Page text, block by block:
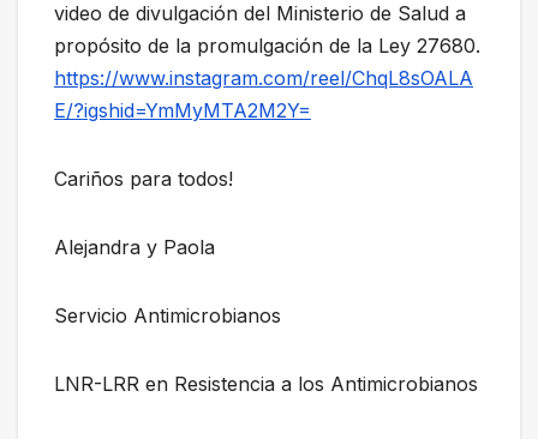
video de divulgación del Ministerio de Salud a
propósito de la promulgación de la Ley 27680.
https://www.instagram.com/reel/ChqL8sOALA
E/?igshid=YmMyMTA2M2Y=
Cariños para todos!
Alejandra y Paola
Servicio Antimicrobianos
LNR-LRR en Resistencia a los Antimicrobianos